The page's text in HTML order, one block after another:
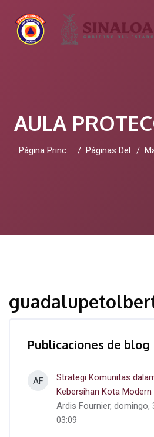
Página Principal Páginas Del Sitio
Publicaciones de blog
AF
Strategi Komunitas
Kebersihan Kota Modern
Ardis Fournier, domingo,
03:09